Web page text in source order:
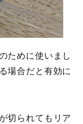
ために使いまし
場合だと有効に
切られてもリア